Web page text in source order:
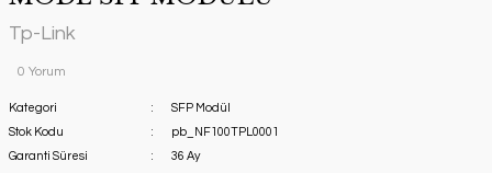
Tp-Link
0 Yorum
Kategori
SFP Modül
Stok Kodu
pb_NF100TPL0001
Garanti Süresi
36 Ay